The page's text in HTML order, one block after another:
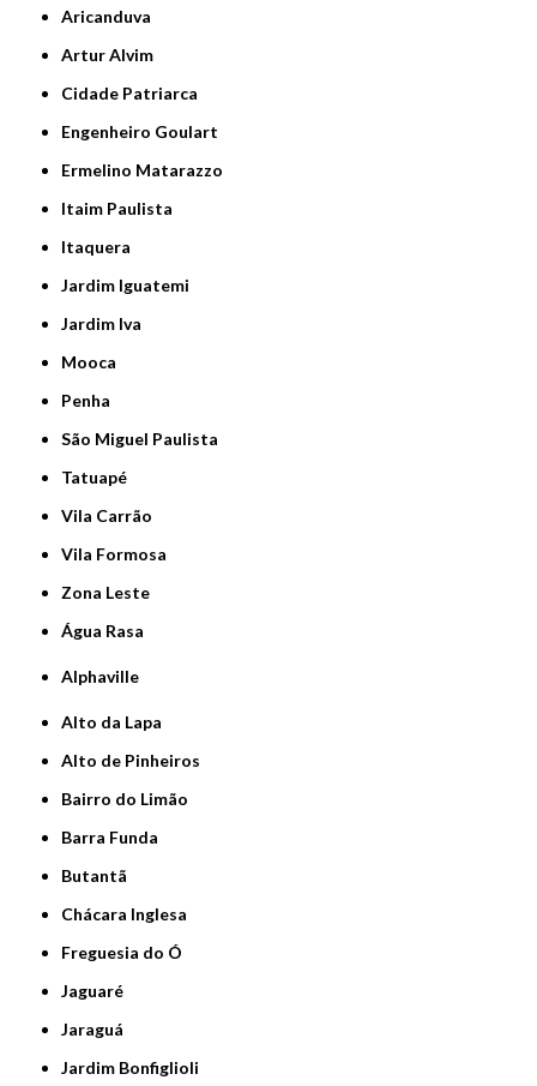
Aricanduva
Artur Alvim
Cidade Patriarca
Engenheiro Goulart
Ermelino Matarazzo
Itaim Paulista
Itaquera
Jardim Iguatemi
Jardim Iva
Mooca
Penha
São Miguel Paulista
Tatuapé
Vila Carrão
Vila Formosa
Zona Leste
Água Rasa
Alphaville
Alto da Lapa
Alto de Pinheiros
Bairro do Limão
Barra Funda
Butantã
Chácara Inglesa
Freguesia do Ó
Jaguaré
Jaraguá
Jardim Bonfiglioli